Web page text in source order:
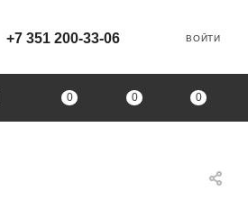
+7 351 200-33-06 ВОЙТИ
0 0 0